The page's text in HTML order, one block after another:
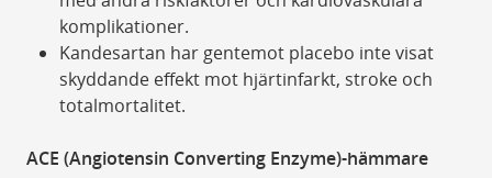
komplikationer.
Kandesartan har gentemot placebo inte visat
skyddande effekt mot hjärtinfarkt, stroke och
totalmortalitet.
ACE (Angiotensin Converting Enzyme)-hämmare